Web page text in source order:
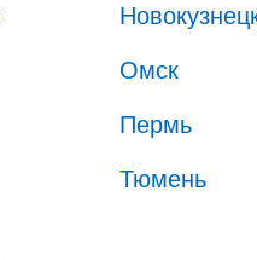
Омск
Пермь
Тюмень